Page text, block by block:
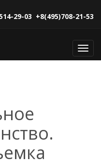
29-03 +8(495)708-21-53